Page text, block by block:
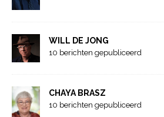
WILL DE JONG
10 berichten gepubliceerd
CHAYA BRASZ
10 berichten gepubliceerd